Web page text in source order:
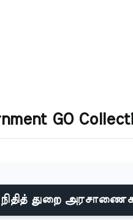
GO
நிதித் துறை அரசாணைகள்